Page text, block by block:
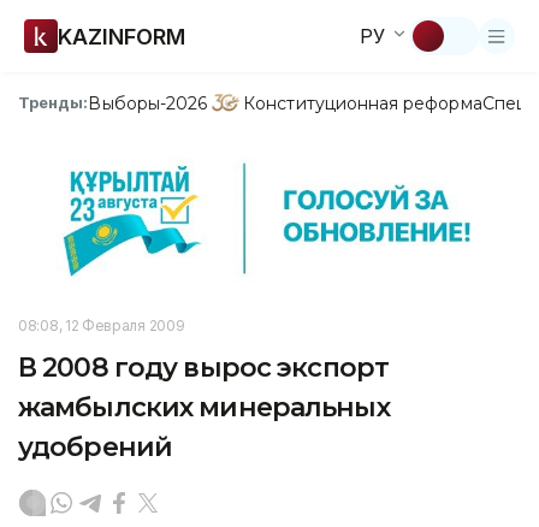
KAZINFORM РУ
Тренды:Выборы-2026 Конституционная реформа
08:08, 12 Февраля 2009
В 2008 году вырос экспорт
жамбылских минеральных
удобрений